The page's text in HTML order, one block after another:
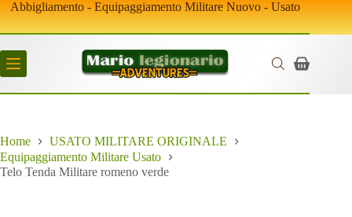
Salta
contenuto
Abbigliamento - Equipaggiamento Militare Nuovo - Usato
Carrello
Home
USATO MILITARE ORIGINALE
Equipaggiamento Militare Usato
Telo Tenda Militare romeno verde